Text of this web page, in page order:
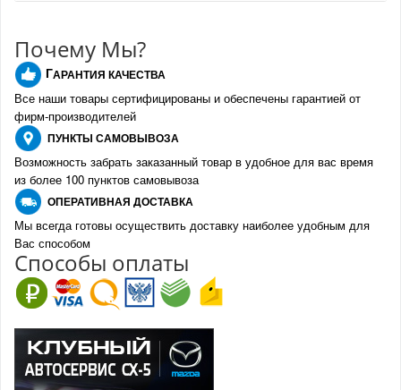
Почему Мы?
ГАРАНТИЯ КАЧЕСТВА
Все наши товары сертифицированы и обеспечены гарантией от
фирм-производителей
ПУНКТЫ САМОВЫВОЗА
Возможность забрать заказанный товар в удобное для вас время
из более 100 пунктов самовывоза
ОПЕРАТИВНАЯ ДОСТАВКА
Мы всегда готовы осуществить доставку наиболее удобным для
Вас способом
Способы оплаты